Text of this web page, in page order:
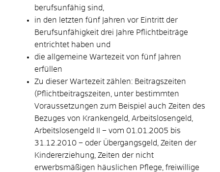
berufsunfähig sind,
in den letzten fünf Jahren vor Eintritt der
Berufsunfähigkeit drei Jahre Pflichtbeiträge
entrichtet haben und
die allgemeine Wartezeit von fünf Jahren
erfüllen
Zu dieser Wartezeit zählen: Beitragszeiten
(Pflichtbeitragszeiten, unter bestimmten
Voraussetzungen zum Beispiel auch Zeiten des
Bezuges von Krankengeld, Arbeitslosengeld,
Arbeitslosengeld II – vom 01.01.2005 bis
31.12.2010 – oder Übergangsgeld, Zeiten der
Kindererziehung, Zeiten der nicht
erwerbsmäßigen häuslichen Pflege, freiwillige